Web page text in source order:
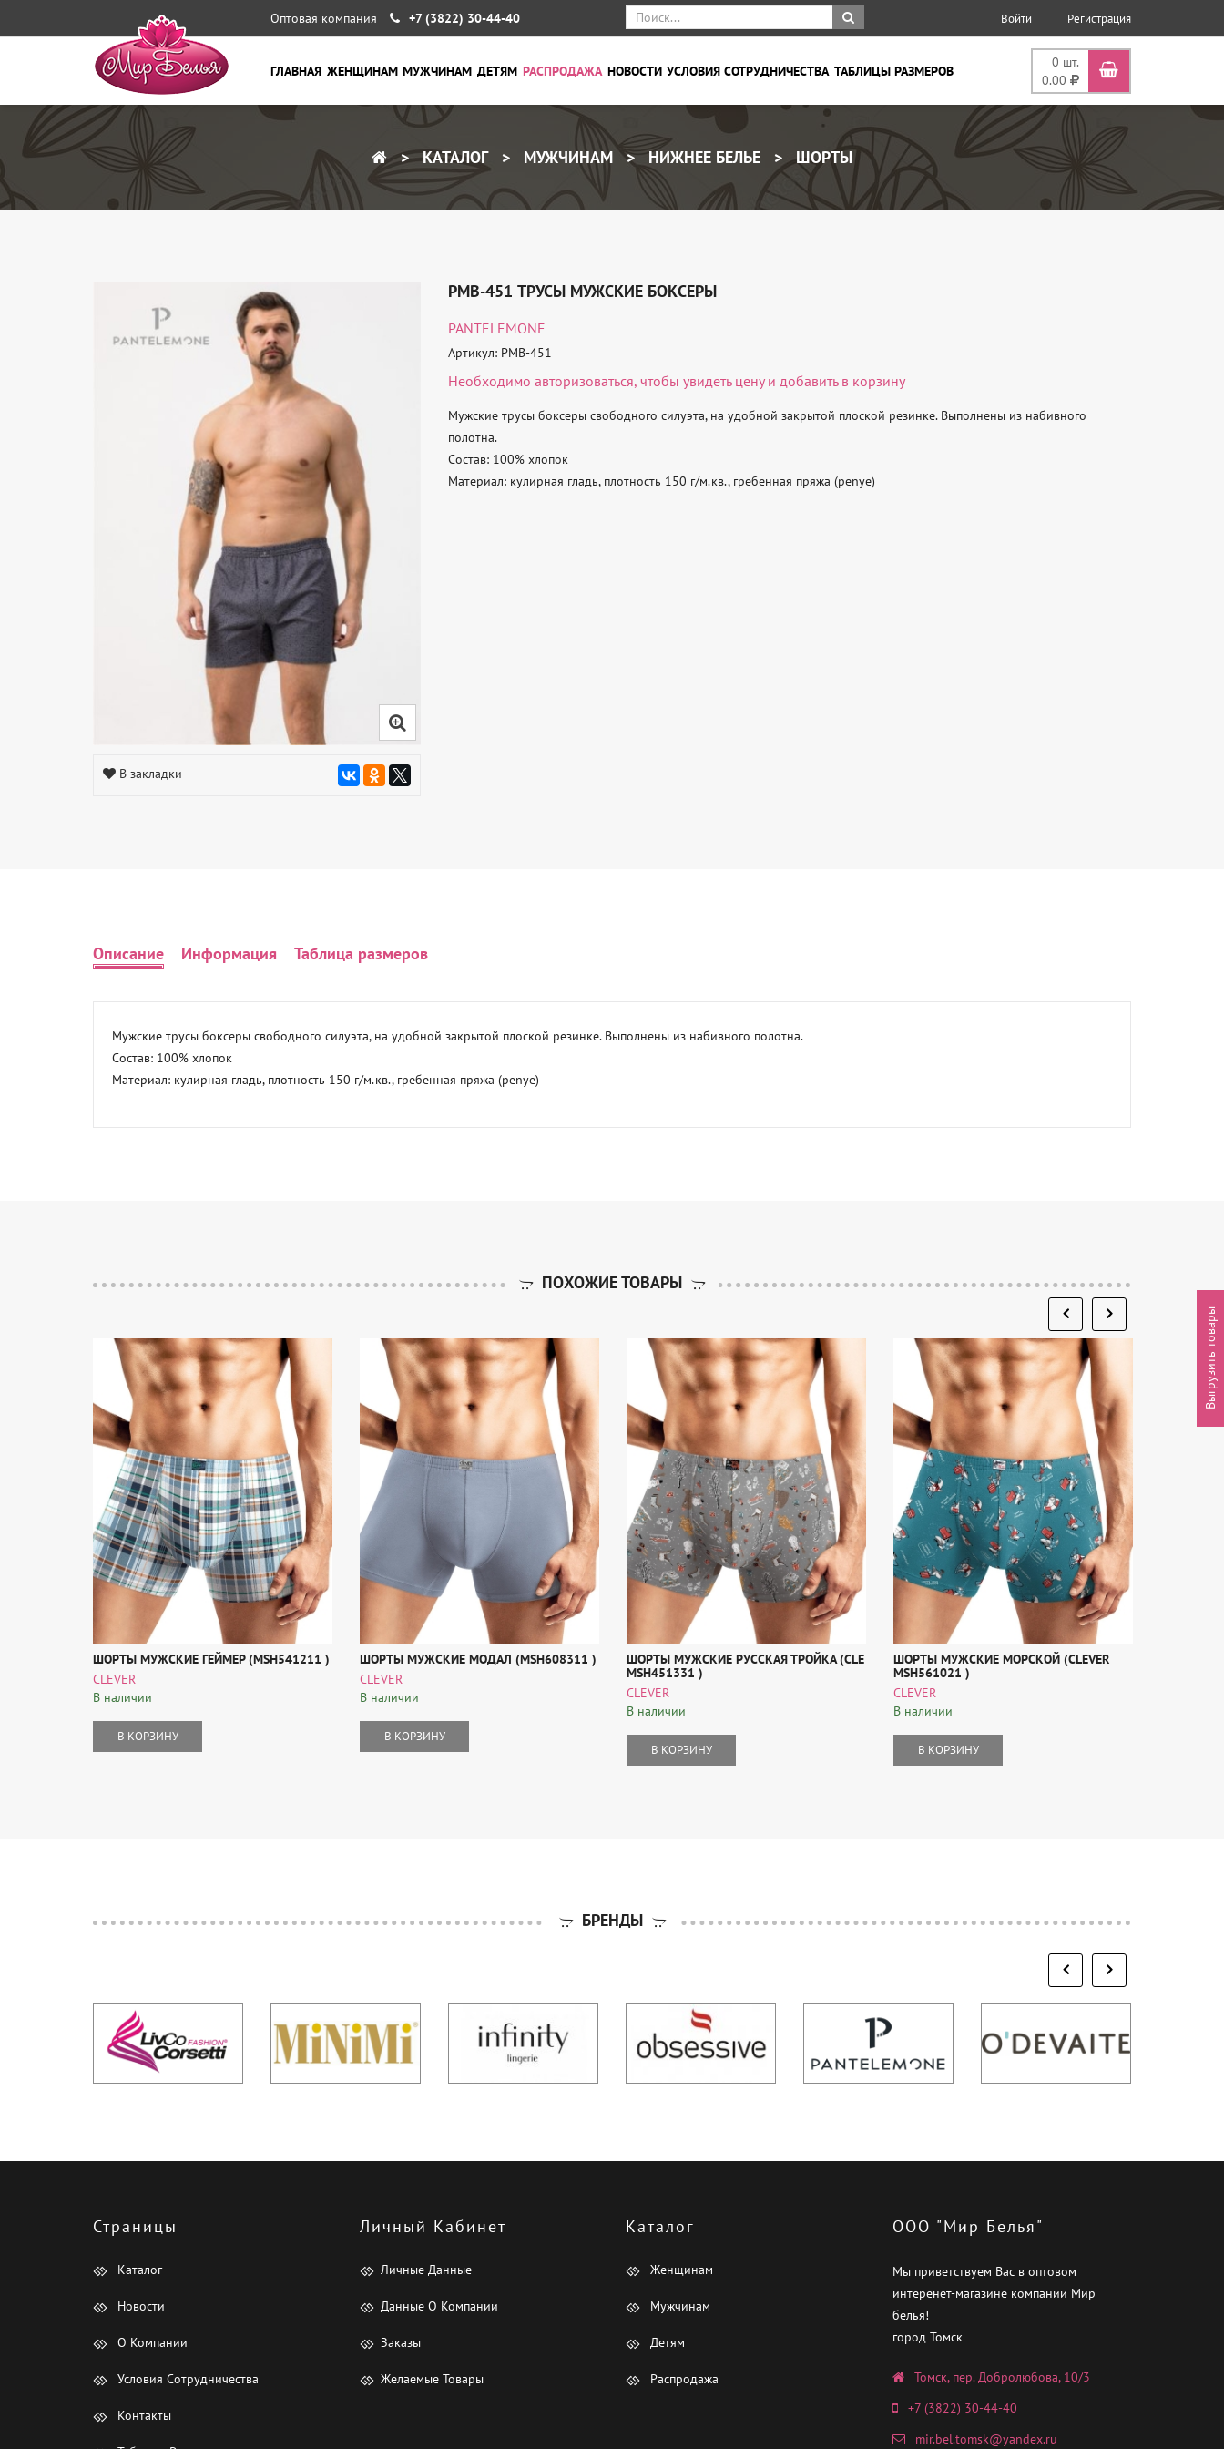
Оптовая компания +7 (3822) 30-44-40 Войти Регистрация
0 шт.
0.00
ГЛАВНАЯ ЖЕНЩИНАМ МУЖЧИНАМ ДЕТЯМ РАСПРОДАЖА НОВОСТИ УСЛОВИЯ СОТРУДНИЧЕСТВА ТАБЛИЦЫ РАЗМЕРОВ
КАТАЛОГ МУЖЧИНАМ НИЖНЕЕ БЕЛЬЕ ШОРТЫ
В закладки
PMB-451 ТРУСЫ МУЖСКИЕ БОКСЕРЫ
PANTELEMONE
Артикул: PMB-451
Необходимо авторизоваться, чтобы увидеть цену и добавить в корзину
Мужские трусы боксеры свободного силуэта, на удобной закрытой плоской резинке. Выполнены из набивного
полотна.
Состав: 100% хлопок
Материал: кулирная гладь, плотность 150 г/м.кв., гребенная пряжа (penye)
Описание Информация Таблица размеров
Мужские трусы боксеры свободного силуэта, на удобной закрытой плоской резинке. Выполнены из набивного полотна.
Состав: 100% хлопок
Материал: кулирная гладь, плотность 150 г/м.кв., гребенная пряжа (penye)
ПОХОЖИЕ ТОВАРЫ
ШОРТЫ МУЖСКИЕ ГЕЙМЕР (MSH541211 )
CLEVER
В наличии
В КОРЗИНУ
ШОРТЫ МУЖСКИЕ МОДАЛ (MSH608311 )
CLEVER
В наличии
В КОРЗИНУ
ШОРТЫ МУЖСКИЕ РУССКАЯ ТРОЙКА (CLE
MSH451331 )
CLEVER
В наличии
В КОРЗИНУ
ШОРТЫ МУЖСКИЕ МОРСКОЙ (CLEVER
MSH561021 )
CLEVER
В наличии
В КОРЗИНУ
БРЕНДЫ
Страницы
Каталог
Новости
О Компании
Условия Сотрудничества
Контакты
Личный Кабинет
Личные Данные
Данные О Компании
Заказы
Желаемые Товары
Каталог
Женщинам
Мужчинам
Детям
Распродажа
ООО "Мир Белья"
Мы приветствуем Вас в оптовом
интеренет-магазине компании Мир
белья!
город Томск
Томск, пер. Добролюбова, 10/3
+7 (3822) 30-44-40
mir.bel.tomsk@yandex.ru
Выгрузить товары